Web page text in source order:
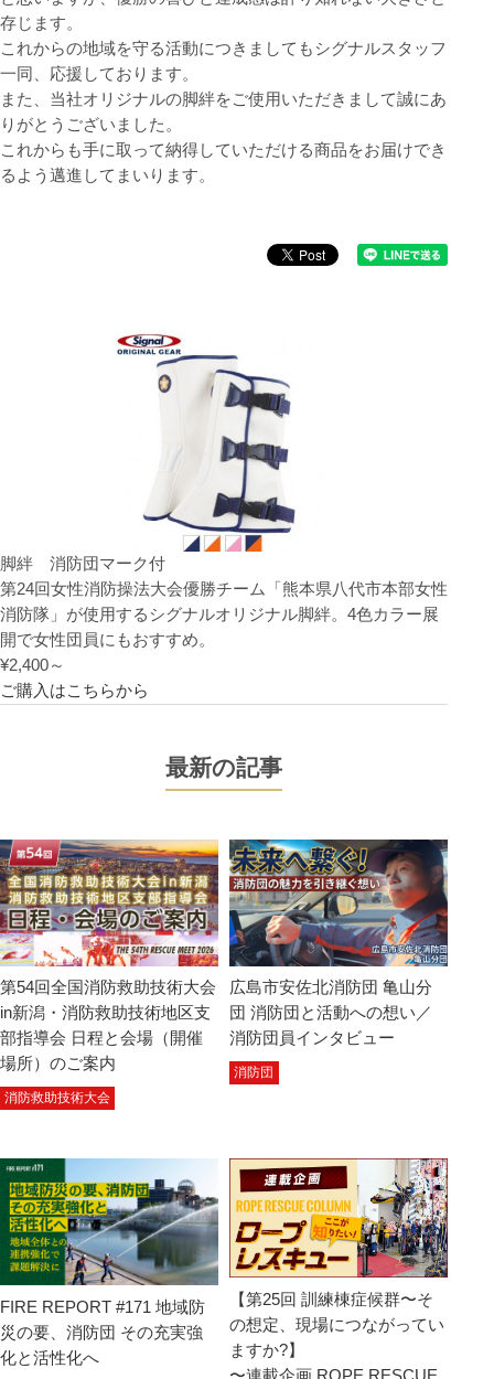
存じます。
これからの地域を守る活動につきましてもシグナルスタッフ
一同、応援しております。
また、当社オリジナルの脚絆をご使用いただきまして誠にあ
りがとうございました。
これからも手に取って納得していただける商品をお届けでき
るよう邁進してまいります。
脚絆 消防団マーク付
第24回女性消防操法大会優勝チーム「熊本県八代市本部女性
消防隊」が使用するシグナルオリジナル脚絆。4色カラー展
開で女性団員にもおすすめ。
¥2,400～
ご購入はこちらから
最新の記事
第54回全国消防救助技術大会
in新潟・消防救助技術地区支
部指導会 日程と会場（開催
場所）のご案内
消防救助技術大会
広島市安佐北消防団 亀山分
団 消防団と活動への想い／
消防団員インタビュー
消防団
FIRE REPORT #171 地域防
災の要、消防団 その充実強
化と活性化へ
【第25回 訓練棟症候群〜そ
の想定、現場につながってい
ますか?】
〜連載企画 ROPE RESCUE